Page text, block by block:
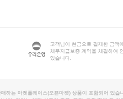
고객님이 현금으로 결제한 금액
채무지급보증 계약을 체결하여
있습니다.
하는 마켓플레이스(오픈마켓) 상품이 포함되어 있습